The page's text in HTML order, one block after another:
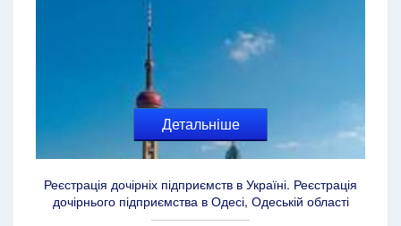
Детальніше
Реєстрація дочірніх підприємств в Україні. Реєстрація
дочірнього підприємства в Одесі, Одеській області